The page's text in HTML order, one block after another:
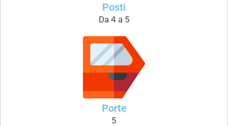
Posti
Da 4 a 5
Porte
5